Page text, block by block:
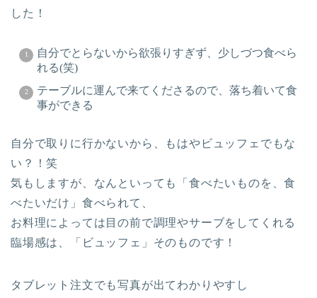
した！
自分でとらないから欲張りすぎず、少しづつ食べら
れる(笑)
テーブルに運んで来てくださるので、落ち着いて食
事ができる
自分で取りに行かないから、もはやビュッフェでもな
い？！笑
気もしますが、なんといっても「食べたいものを、食
べたいだけ」食べられて、
お料理によっては目の前で調理やサーブをしてくれる
臨場感は、「ビュッフェ」そのものです！
タブレット注文でも写真が出てわかりやすし